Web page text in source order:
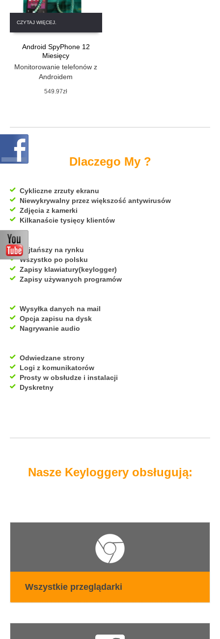
CZYTAJ WIĘCEJ.
Android SpyPhone 12
Miesięcy
Monitorowanie telefonów z
Androidem
549.97zł
Dlaczego My ?
Cykliczne zrzuty ekranu
Niewykrywalny przez większość antywirusów
Zdjęcia z kamerki
Kilkanaście tysięcy klientów
Najtańszy na rynku
Wszystko po polsku
Zapisy klawiatury(keylogger)
Zapisy używanych programów
Wysyłka danych na mail
Opcja zapisu na dysk
Nagrywanie audio
Odwiedzane strony
Logi z komunikatorów
Prosty w obsłudze i instalacji
Dyskretny
Nasze Keyloggery obsługują:
Wszystkie przeglądarki